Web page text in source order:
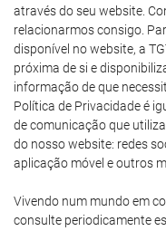
através do seu website.
relacionarmos consigo.
disponível no website, a
próxima de si e
informação de que
Política de Privacidade é
de comunicação que
do nosso website: redes
aplicação móvel e outros
Vivendo num mundo em
consulte periodicamente